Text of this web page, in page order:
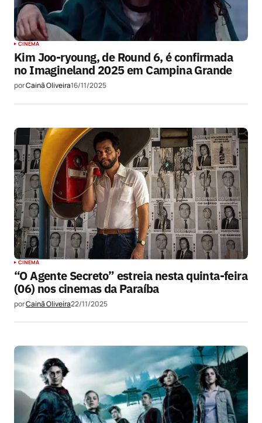
CINEMA
Kim Joo-ryoung, de Round 6, é confirmada
no Imagineland 2025 em Campina Grande
porCainã Oliveira16/11/2025
CINEMA
“O Agente Secreto” estreia nesta quinta-feira
(06) nos cinemas da Paraíba
porCainã Oliveira22/11/2025